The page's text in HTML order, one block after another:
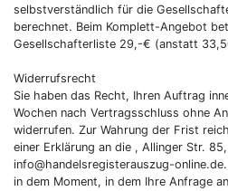
selbstverständlich für die
berechnet. Beim Komplett-Angebot
Gesellschafterliste 29,-€ (anstatt
Widerrufsrecht
Sie haben das Recht, Ihren Auftrag
Wochen nach Vertragsschluss ohne
widerrufen. Zur Wahrung der Frist
einer Erklärung an die , Allinger Str.
info@handelsregisterauszug-
in dem Moment, in dem Ihre Anfrage